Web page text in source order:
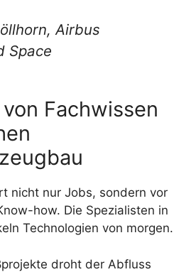
Airbus
Space
Fachwissen
nicht nur Jobs, sondern vor
how. Die Spezialisten in
Technologien von morgen.
droht der Abfluss